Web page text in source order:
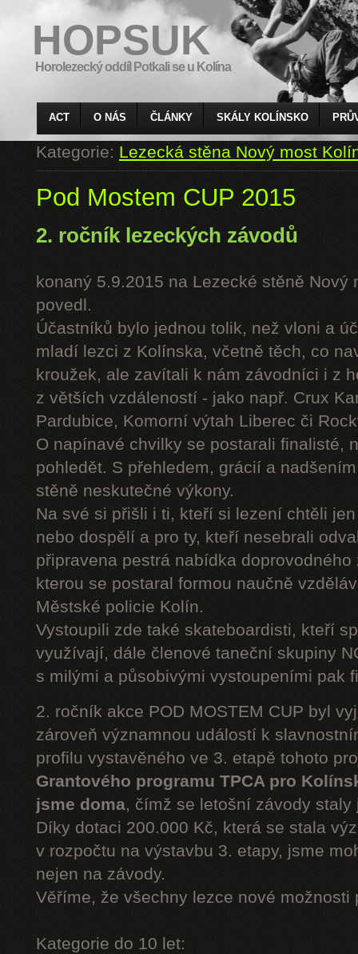
HOPSUK
Horolezecký oddíl Potkali se u Kolína
ACT O NÁS ČLÁNKY SKÁLY KOLÍNSKO
Kategorie:Lezecká stěna Nový most
Pod Mostem CUP 2015
2. ročník lezeckých závodů
konaný 5.9.2015 na Lezecké stěně Nový
povedl.
Účastníků bylo jednou tolik, než vloni a
mladí lezci z Kolínska, včetně těch, co
kroužek, ale zavítali k nám závodníci i z
z větších vzdáleností - jako např. Crux
Pardubice, Komorní výtah Liberec či
O napínavé chvilky se postarali finalisté,
pohledět. S přehledem, grácií a
stěně neskutečné výkony.
Na své si přišli i ti, kteří si lezení chtěli
nebo dospělí a pro ty, kteří nesebrali
připravena pestrá nabídka
kterou se postaral formou naučně
Městské policie Kolín.
Vystoupili zde také skateboardisti, kteří
využívají, dále členové taneční skupiny
s milými a působivými vystoupeními pak
2. ročník akce POD MOSTEM CUP byl
zároveň významnou událostí k
profilu vystavěného ve 3. etapě tohoto
Grantového programu TPCA pro
jsme doma, čímž se letošní závody
Díky dotaci 200.000 Kč, která se stala
v rozpočtu na výstavbu 3. etapy, jsme
nejen na závody.
Věříme, že všechny lezce nové možnosti
Kategorie do 10 let: